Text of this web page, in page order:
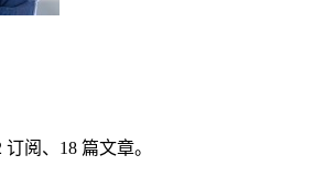
订阅、 18 篇文章。